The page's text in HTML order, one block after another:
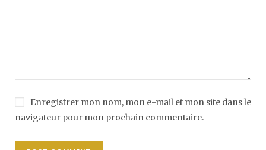
Enregistrer mon nom, mon e-mail et mon site dans le
navigateur pour mon prochain commentaire.